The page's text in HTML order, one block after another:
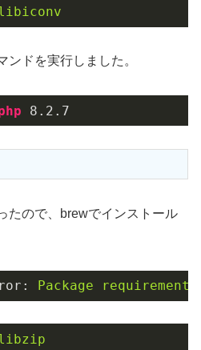
ンドを実行しました。
8 .2 .7
たので、brewでインストール
Package requirements